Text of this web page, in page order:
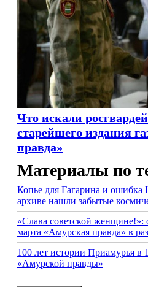
Что искали
старейшего издания
правда»
Материалы по
Копье для Гагарина и ошибка
архиве нашли забытые
«Слава советской женщине!»:
марта «Амурская правда» в
100 лет истории Приамурья в
«Амурской правды»